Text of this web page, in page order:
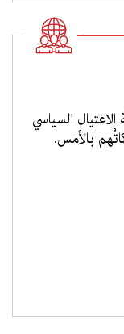
السياسي
بالأمس.